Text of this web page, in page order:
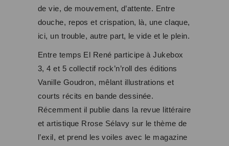
de vie, de mouvement, d’attente. Entre
douche, repos et crispation, là, une claque,
ici, un trouble, autre part, le vide et le plein.
Entre temps El René participe à Jukebox
3, 4 et 5 collectif rock’n’roll des éditions
Vanille Goudron, mêlant illustrations et
courts récits en bande dessinée.
Récemment il publie dans la revue littéraire
et artistique Rrose Sélavy sur le thème de
l’exil, et prend les voiles avec le magazine